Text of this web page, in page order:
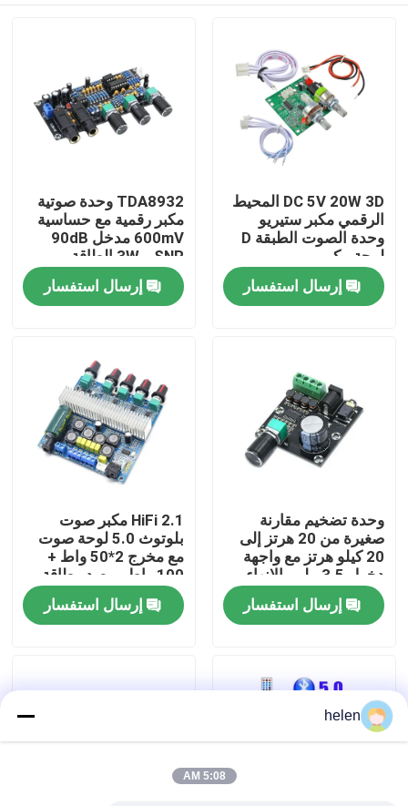
الصفحة الرئيسية
معلومات عنا
جولة في المصنع
اتصل بنا
أخبار
القضايا
مدونة
DC 5V 20W 3D المحيط
الرقمي مكبر ستيريو
وحدة الصوت الطبقة D
لوحة مكبر
إرسال استفسار
TDA8932 وحدة صوتية
مكبر رقمية مع حساسية
600mV مدخل 90dB
SNR و 3W الطاقة
الخارجة
إرسال استفسار
وحدة تضخيم مقارنة
صغيرة من 20 هرتز إلى
20 كيلو هرتز مع واجهة
دخول 3.5 ملم والإنهاء
الفضي
إرسال استفسار
2.1 HiFi مكبر صوت
بلوتوث 5.0 لوحة صوت
مع مخرج 2*50 واط +
100 واط ومصدر طاقة
DC12 ~ 24 فولت
إرسال استفسار
helen
5:08 AM